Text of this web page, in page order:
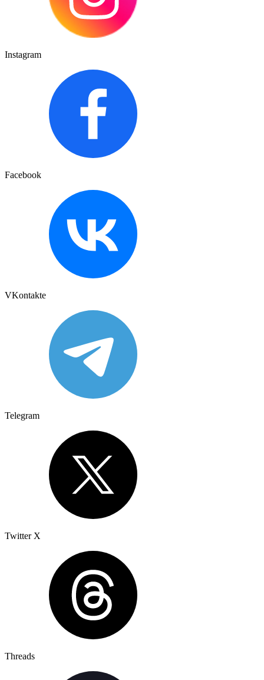
Instagram
Facebook
VKontakte
Telegram
Twitter X
Threads